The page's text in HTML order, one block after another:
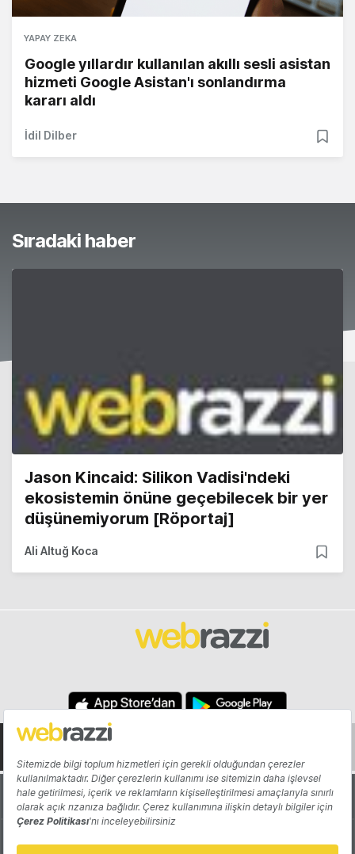
YAPAY ZEKA
Google yıllardır kullanılan akıllı sesli asistan
hizmeti Google Asistan'ı sonlandırma
kararı aldı
İdil Dilber
Sıradaki haber
Jason Kincaid: Silikon Vadisi'ndeki
ekosistemin önüne geçebilecek bir yer
düşünemiyorum [Röportaj]
Ali Altuğ Koca
Hakkında Yazarlar
Katkıda Bulun Reklam